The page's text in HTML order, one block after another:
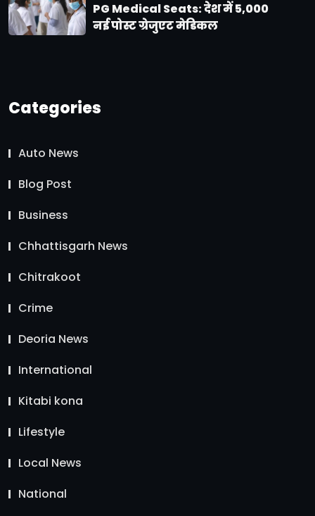
PG Medical Seats: देश में 5,000
नई पोस्ट ग्रेजुएट मेडिकल
Categories
Auto News
Blog Post
Business
Chhattisgarh News
Chitrakoot
Crime
Deoria News
International
Kitabi kona
Lifestyle
Local News
National